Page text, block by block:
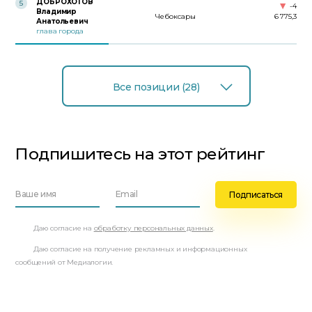
5
Владимир
Анатольевич
глава города
Чебоксары 6 775,3
-4
Все позиции (28)
Подпишитесь на этот рейтинг
Даю согласие на обработку персональных данных.
Даю согласие на получение рекламных и информационных
сообщений от Медиалогии.